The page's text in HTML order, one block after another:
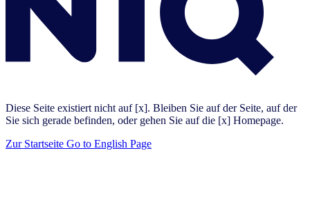
Diese Seite existiert nicht auf [x]. Bleiben Sie auf der Seite, auf der
Sie sich gerade befinden, oder gehen Sie auf die [x] Homepage.
Zur Startseite Go to English Page